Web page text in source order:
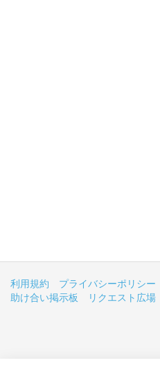
利用規約 プライバシーポリシー
助け合い掲示板
リクエスト広場